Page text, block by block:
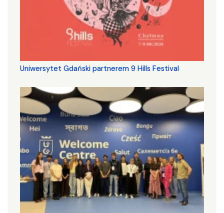
Uniwersytet Gdański partnerem 9 Hills Festival